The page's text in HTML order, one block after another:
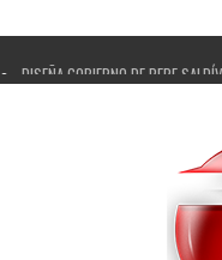
DISEÑA GOBIERNO DE PEPE
FORTALECE GOBIERNO DE PEPE
GOBIERNO DE PEPE SALDÍVAR Y
CUARTA FERIA EXPO